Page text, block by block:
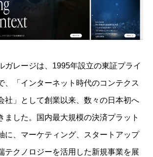
ガレージは、1995年設立の東証プライ
、「インターネット時代のコンテクス
社」として創業以来、数々の日本初へ
ました。国内最大規模の決済プラット
に、マーケティング、スタートアップ
テクノロジーを活用した新規事業を展